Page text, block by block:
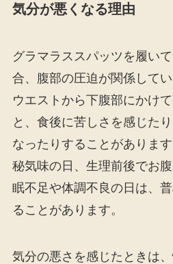
気分が悪くなる理由
グラマラススパッツを履い
合、腹部の圧迫が関係してい
ウエストから下腹部にかけ
と、食後に苦しさを感じた
なったりすることがありま
秘気味の日、生理前後でお
眠不足や体調不良の日は、
ることがあります。
気分の悪さを感じたときは